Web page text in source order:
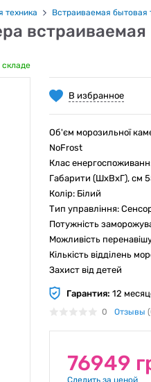
техника Встраиваемая бытовая
встраиваемая
складе
В избранное
Об'єм морозильної
NoFrost
Клас
Габарити (ШхВхГ), см
Колір: Білий
Тип управління:
Потужність
Можливість
Кількість відділень
Захист від детей
Гарантия: 12
0 Отзывы
76949
Следить за ценой